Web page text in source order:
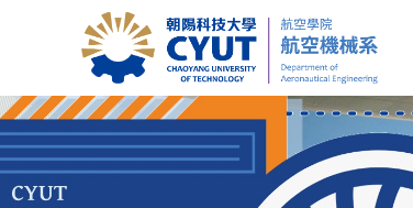
內
容
區